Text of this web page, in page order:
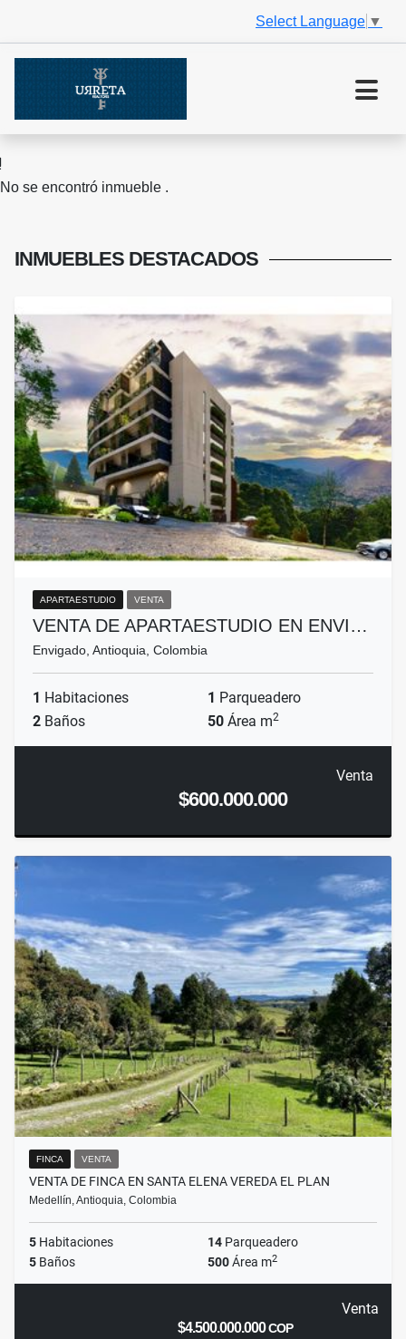
Select Language ▼
No se encontró inmueble .
INMUEBLES DESTACADOS
APARTAESTUDIO VENTA
VENTA DE APARTAESTUDIO EN ENVI…
Envigado, Antioquia, Colombia
1 Habitaciones 1 Parqueadero
2 Baños 50 Área m2
Venta
$600.000.000
FINCA VENTA
VENTA DE FINCA EN SANTA ELENA VEREDA EL PLAN
Medellín, Antioquia, Colombia
5 Habitaciones 14 Parqueadero
5 Baños 500Área m2
Venta
$4.500.000.000COP